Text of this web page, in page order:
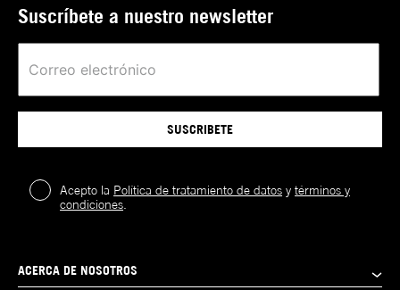
Suscríbete a nuestro newsletter
SUSCRIBETE
Acepto la Política de tratamiento de datos ytérminos y
condiciones
ACERCA DE NOSOTROS